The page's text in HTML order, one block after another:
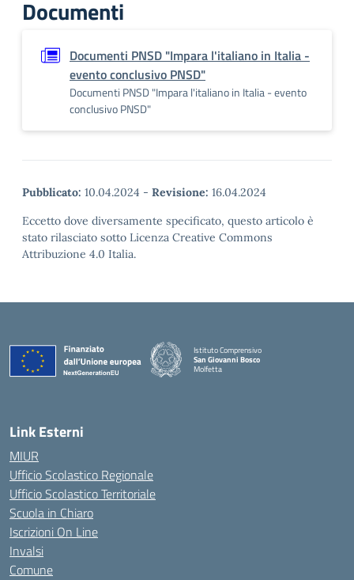
Documenti
Documenti PNSD "Impara l'italiano in Italia -
evento conclusivo PNSD"
Documenti PNSD "Impara l'italiano in Italia - evento
conclusivo PNSD"
Pubblicato: 10.04.2024 - Revisione: 16.04.2024
Eccetto dove diversamente specificato, questo articolo è
stato rilasciato sotto Licenza Creative Commons
Attribuzione 4.0 Italia.
Istituto Comprensivo
San Giovanni Bosco
Molfetta
Link Esterni
MIUR
Ufficio Scolastico Regionale
Ufficio Scolastico Territoriale
Scuola in Chiaro
Iscrizioni On Line
Invalsi
Comune